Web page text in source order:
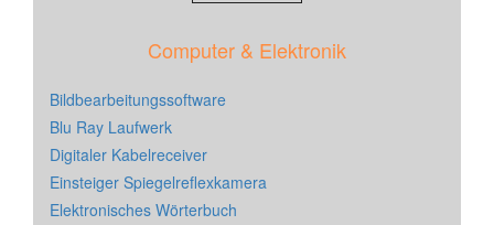
Computer & Elektronik
Bildbearbeitungssoftware
Blu Ray Laufwerk
Digitaler Kabelreceiver
Einsteiger Spiegelreflexkamera
Elektronisches Wörterbuch